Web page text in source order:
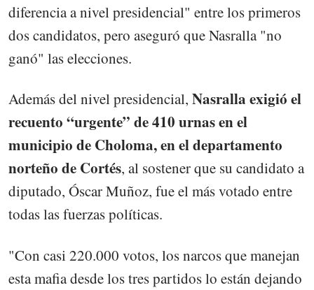
diferencia a nivel presidencial" entre los primeros
dos candidatos, pero aseguró que Nasralla "no
ganó" las elecciones.
Además del nivel presidencial, Nasralla exigió el
recuento “urgente” de 410 urnas en el
municipio de Choloma, en el departamento
norteño de Cortés, al sostener que su candidato a
diputado, Óscar Muñoz, fue el más votado entre
todas las fuerzas políticas.
"Con casi 220.000 votos, los narcos que manejan
esta mafia desde los tres partidos lo están dejando